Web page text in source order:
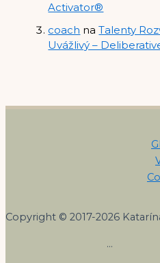
Activator®
coach naTalenty
Uvážlivý –
Copyright © 2017-2026
…